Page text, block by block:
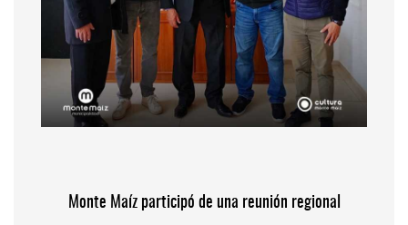
Monte Maíz participó de una reunión regional